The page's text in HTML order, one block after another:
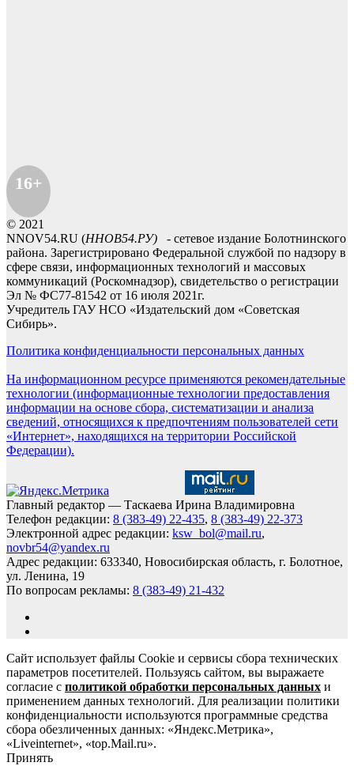
16+
© 2021
NNOV54.RU (ННОВ54.РУ) - сетевое издание Болотнинского
района. Зарегистрировано Федеральной службой по надзору в
сфере связи, информационных технологий и массовых
коммуникаций (Роскомнадзор), свидетельство о регистрации
Эл № ФС77-81542 от 16 июля 2021г.
Учредитель ГАУ НСО «Издательский дом «Советская
Сибирь».
Политика конфиденциальности персональных данных
На информационном ресурсе применяются рекомендательные
технологии (информационные технологии предоставления
информации на основе сбора, систематизации и анализа
сведений, относящихся к предпочтениям пользователей сети
«Интернет», находящихся на территории Российской
Федерации).
Главный редактор — Таскаева Ирина Владимировна
Телефон редакции: 8 (383-49) 22-435, 8 (383-49) 22-373
Электронной адрес редакции: ksw_bol@mail.ru,
novbr54@yandex.ru
Адрес редакции: 633340, Новосибирская область, г. Болотное,
ул. Ленина, 19
По вопросам рекламы: 8 (383-49) 21-432
Сайт использует файлы Cookie и сервисы сбора технических
параметров посетителей. Пользуясь сайтом, вы выражаете
согласие с политикой обработки персональных данных и
применением данных технологий. Для реализации политики
конфиденциальности используются программные средства
сбора обезличенных данных: «Яндекс.Метрика»,
«Liveinternet», «top.Mail.ru».
Принять